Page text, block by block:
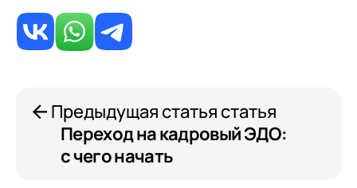
Предыдущая статья статья
Переход на кадровый ЭДО:
с чего начать